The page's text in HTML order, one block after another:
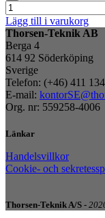
Lägg till i varukorg
Thorsen-Teknik AB
Berga 4
614 92 Söderköping
Sverige
Telefon: (+46) 411
E-mail:
Org. nr: 559258-4006
Länkar
Handelsvillkor
Cookie- och
Thorsen-Teknik A/S -